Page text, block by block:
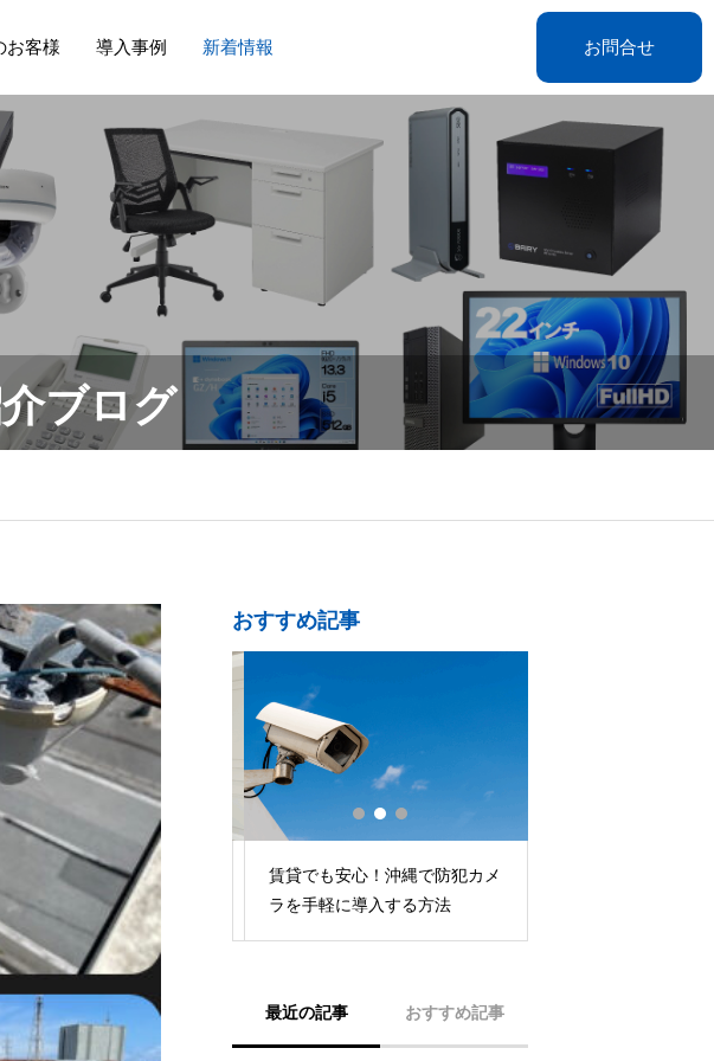
お客様 導入事例 新着情報 お問合せ
ブログ
おすすめ記事
店舗・サロン向け防犯カ
置成功ポイント｜費用対
導入事例付き
賃貸でも安心！沖縄で防犯カメ
ラを手軽に導入する方法
最近の記事 おすすめ記事